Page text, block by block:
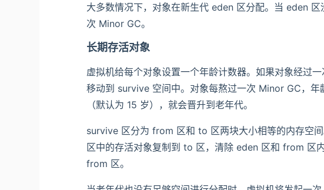
大多数情况下，对象在新生代 eden 区分配。当 eden
次 Minor GC。
长期存活对象
虚拟机给每个对象设置一个年龄计数器。如果对象经过
移动到 survive 空间中。对象每熬过一次 Minor GC，年
（默认为 15 岁），就会晋升到老年代。
survive 区分为 from 区和 to 区两块大小相等的内存空
区中的存活对象复制到 to 区，清除 eden 区和 from 区
from 区。